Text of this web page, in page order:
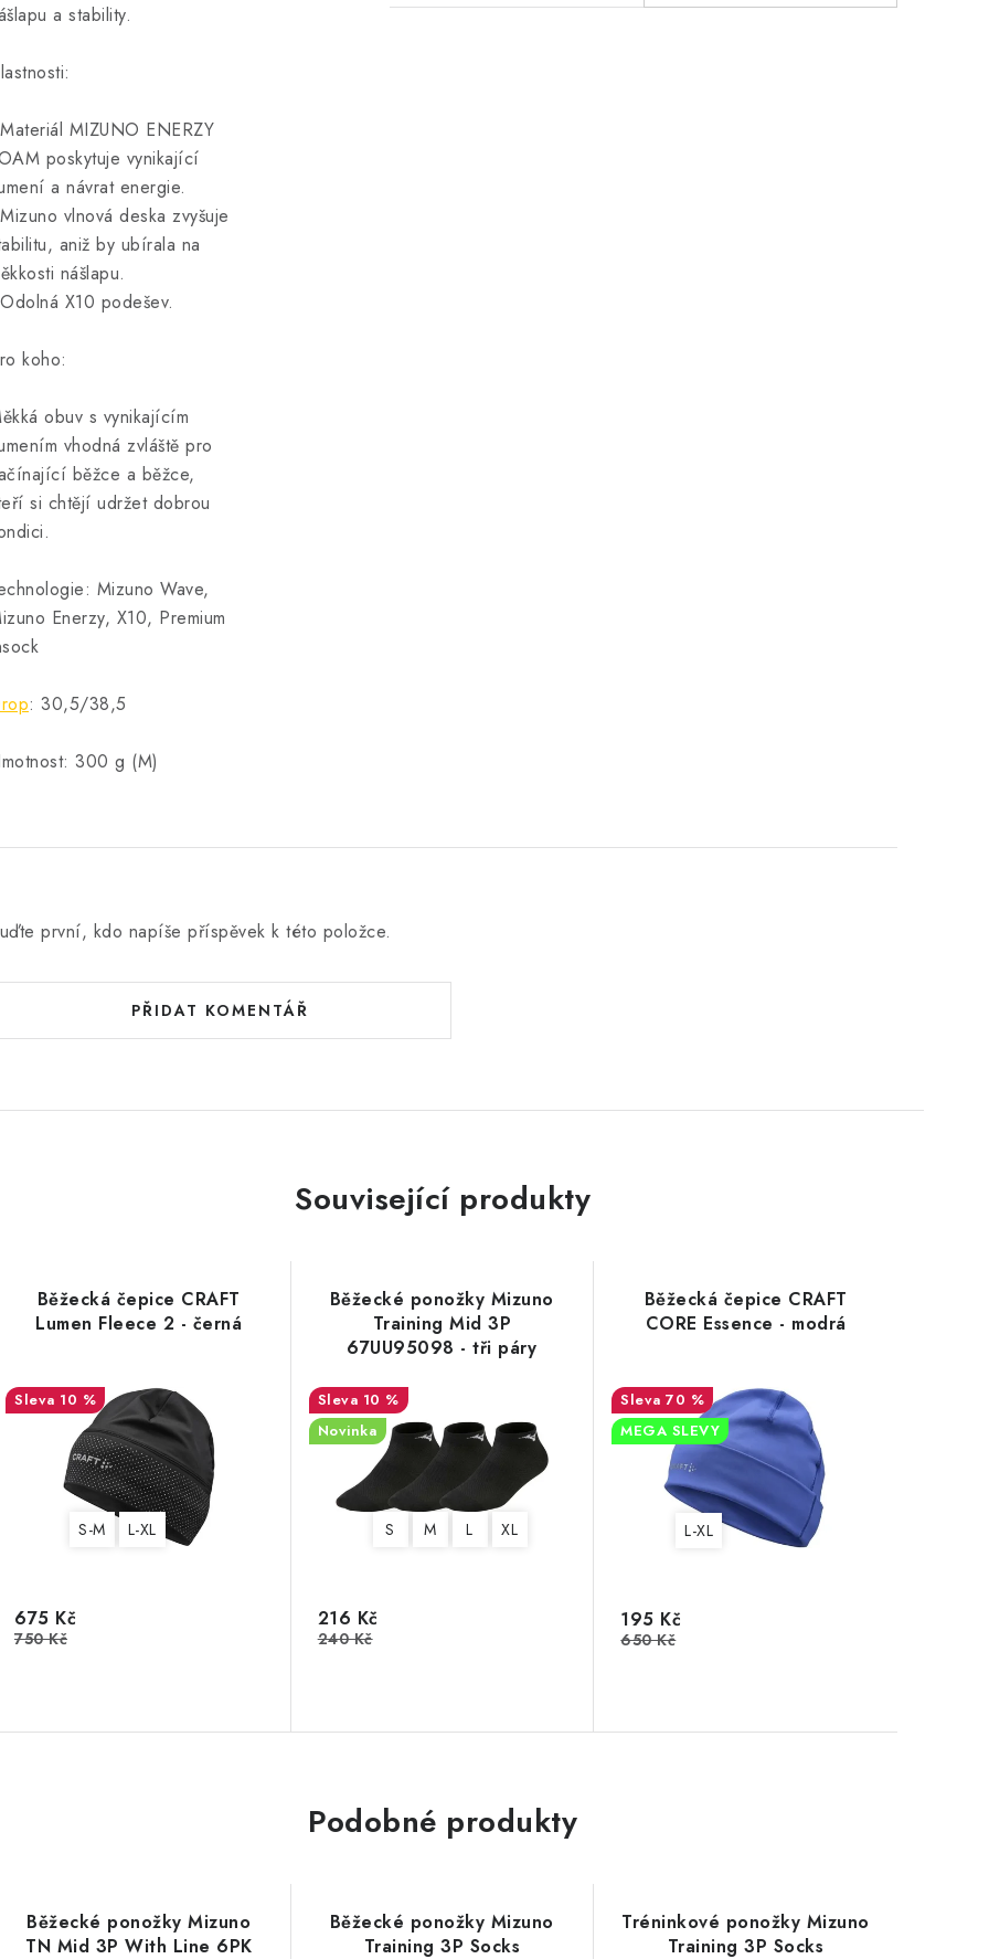
a stability.
Materiál MIZUNO ENERZY
poskytuje vynikající
a návrat energie.
Mizuno vlnová deska zvyšuje
aniž by ubírala na
nášlapu.
Odolná X10 podešev.
koho:
obuv s vynikajícím
vhodná zvláště pro
běžce a běžce,
si chtějí udržet dobrou
Mizuno Wave,
Enerzy, X10, Premium
: 30,5/38,5
300 g (M)
první, kdo napíše příspěvek k této položce.
PŘIDAT KOMENTÁŘ
Související produkty
Běžecká čepice CRAFT
Lumen Fleece 2 - černá
10 %
S-M L-XL
675 Kč
750 Kč
Běžecké ponožky Mizuno
Training Mid 3P
67UU95098 - tři páry
10 %
Novinka
S M L XL
216 Kč
240 Kč
Běžecká čepice CRAFT
CORE Essence - modrá
70 %
MEGA SLEVY
L-XL
195 Kč
650 Kč
Podobné produkty
Běžecké ponožky Mizuno
TN Mid 3P With Line 6PK
Běžecké ponožky Mizuno
Training 3P Socks
Tréninkové ponožky Mizuno
Training 3P Socks